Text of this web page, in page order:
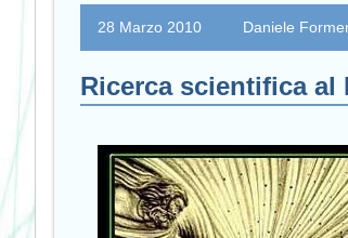
28 Marzo 2010 Daniele
Ricerca scientifica